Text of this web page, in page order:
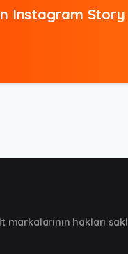
Instagram Story
markalarının hakları